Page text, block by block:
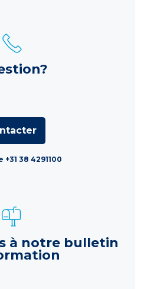
38 4291100
à notre bulletin